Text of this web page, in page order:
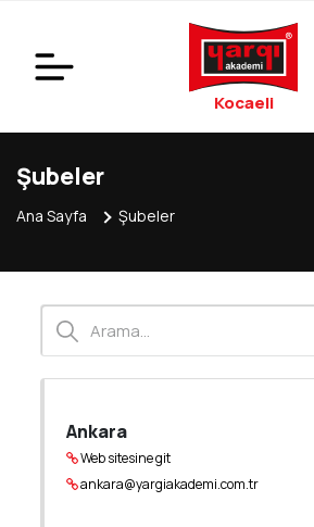
Kocaeli
Şubeler
Ana Sayfa Şubeler
Ankara
Web sitesine git
ankara@yargiakademi.com.tr